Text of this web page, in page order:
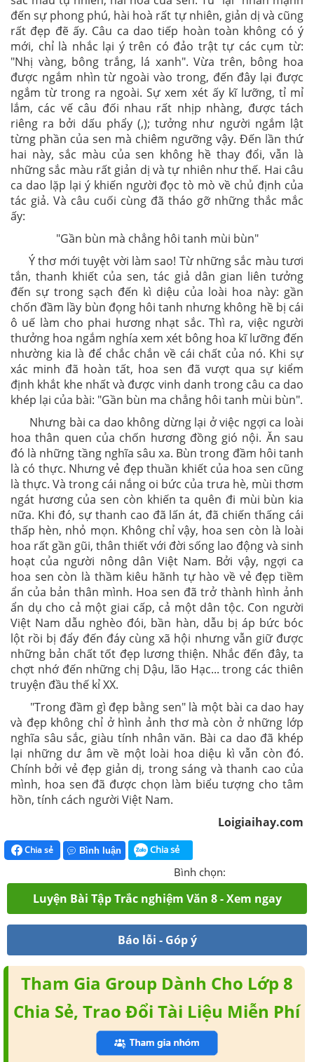
"Lá xanh, bông trắng lại chen nhị vàng
Nhị vàng, bông trắng, lá xanh"
Những bộ phận, chi tiết của sen được ngắm nghía,
nhận xét khá khắt khe từ "lá", "bông" đến "nhị". Màu sắc
của chúng rất sắc nét, rõ ràng "Lá xanh, bông trắng lại
chen nhị vàng". Màu xanh, màu trắng, màu vàng. Câu
ca dao hoàn toàn tả thực đồng thời làm nổi bật những
sắc màu tự nhiên, hài hoà của sen. Từ "lại" nhấn mạnh
đến sự phong phú, hài hoà rất tự nhiên, giản dị và cũng
rất đẹp đẽ ấy. Câu ca dao tiếp hoàn toàn không có ý
mới, chỉ là nhắc lại ý trên có đảo trật tự các cụm từ:
"Nhị vàng, bông trắng, lá xanh". Vừa trên, bông hoa
được ngắm nhìn từ ngoài vào trong, đến đây lại được
ngắm từ trong ra ngoài. Sự xem xét ấy kĩ lưỡng, tỉ mỉ
lắm, các vế câu đối nhau rất nhịp nhàng, được tách
riêng ra bởi dấu phẩy (,); tưởng như người ngắm lật
từng phần của sen mà chiêm ngưỡng vậy. Đến lần thứ
hai này, sắc màu của sen không hề thay đổi, vẫn là
những sắc màu rất giản dị và tự nhiên như thế. Hai câu
ca dao lặp lại ý khiến người đọc tò mò về chủ định của
tác giả. Và câu cuối cùng đã tháo gỡ những thắc mắc
ấy:
"Gần bùn mà chẳng hôi tanh mùi bùn"
Ý thơ mới tuyệt vời làm sao! Từ những sắc màu tươi
tắn, thanh khiết của sen, tác giả dân gian liên tưởng
đến sự trong sạch đến kì diệu của loài hoa này: gần
chốn đầm lầy bùn đọng hôi tanh nhưng không hề bị cái
ô uế làm cho phai hương nhạt sắc. Thì ra, việc người
thưởng hoa ngắm nghía xem xét bông hoa kĩ lưỡng đến
nhường kia là để chắc chắn về cái chất của nó. Khi sự
xác minh đã hoàn tất, hoa sen đã vượt qua sự kiểm
định khắt khe nhất và được vinh danh trong câu ca dao
khép lại của bài: "Gần bùn ma chẳng hôi tanh mùi bùn".
Nhưng bài ca dao không dừng lại ở việc ngợi ca loài
hoa thân quen của chốn hương đồng gió nội. Ăn sau
đó là những tầng nghĩa sâu xa. Bùn trong đầm hôi tanh
là có thực. Nhưng vẻ đẹp thuần khiết của hoa sen cũng
là thực. Và trong cái nắng oi bức của trưa hè, mùi thơm
ngát hương của sen còn khiến ta quên đi mùi bùn kia
nữa. Khi đó, sự thanh cao đã lấn át, đã chiến thấng cái
thấp hèn, nhỏ mọn. Không chỉ vậy, hoa sen còn là loài
hoa rất gần gũi, thân thiết với đời sống lao động và sinh
hoạt của người nông dân Việt Nam. Bởi vậy, ngợi ca
hoa sen còn là thầm kiêu hãnh tự hào về vẻ đẹp tiềm
ẩn của bản thân mình. Hoa sen đã trở thành hình ảnh
ẩn dụ cho cả một giai cấp, cả một dân tộc. Con người
Việt Nam dẫu nghèo đói, bần hàn, dẫu bị áp bức bóc
lột rồi bị đẩy đến đáy cùng xã hội nhưng vẫn giữ được
những bản chất tốt đẹp lương thiện. Nhắc đến đây, ta
chợt nhớ đến những chị Dậu, lão Hạc... trong các thiên
"Trong đầm gì đẹp bằng sen" là một bài ca dao hay
và đẹp không chỉ ở hình ảnh thơ mà còn ở những lớp
nghĩa sâu sắc, giàu tính nhân văn. Bài ca dao đã khép
lại những dư âm về một loài hoa diệu kì vẫn còn đó.
Chính bởi vẻ đẹp giản dị, trong sáng và thanh cao của
mình, hoa sen đã được chọn làm biểu tượng cho tâm
Loigiaihay.com
Chia sẻ Bình luận Chia sẻ
Bình chọn:
Luyện Bài Tập Trắc nghiệm Văn 8 - Xem ngay